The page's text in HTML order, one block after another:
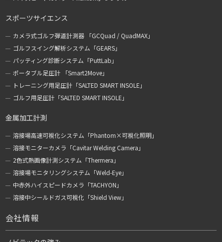
スポーツサイエンス
カメラ式ゴルフ弾道計測器 「GCQuad / QuadMAX」
ゴルフスイング解析システム「GEARS」
パッティング診断システム「PuttLab」
ポータブル足圧計 「Smart2Move」
トレーニング用足圧計「SALTED SMART INSOLE」
ゴルフ用足圧計「SALTED SMART INSOLE」
金属加工計測
溶接場高速可視化システム「Phantom×可視化照明」
溶接モニターカメラ「Cavitar Welding Camera」
2色式熱画像計測システム「Thermera」
溶接場モニタリングシステム「Weld-Eye」
中赤外ハイスピードカメラ「TACHYON」
溶接中シールドガス可視化「Shield View」
会社情報